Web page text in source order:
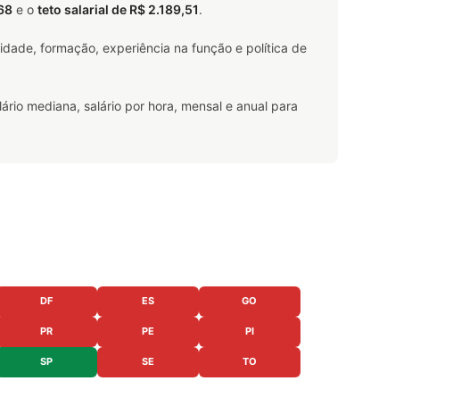
e o teto salarial de R$ 2.189,51.
formação, experiência na função e política de
mediana, salário por hora, mensal e anual para
DF ES GO
PR PE PI
SP SE TO